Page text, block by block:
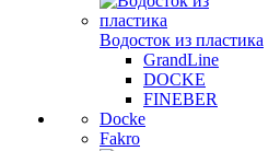
Водосток из пластика
GrandLine
DOCKE
FINEBER
Docke
Fakro